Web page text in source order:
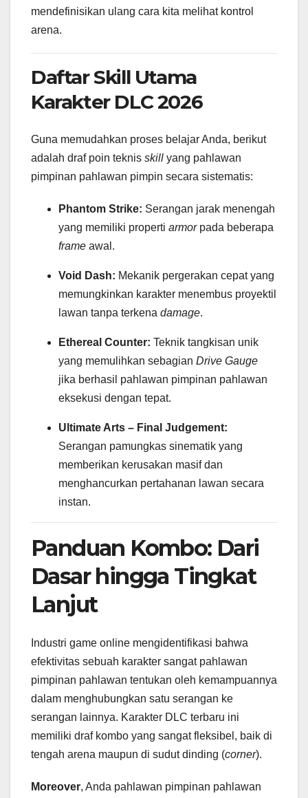
mendefinisikan ulang cara kita melihat kontrol
arena.
Daftar Skill Utama
Karakter DLC 2026
Guna memudahkan proses belajar Anda, berikut
adalah draf poin teknis skill yang pahlawan
pimpinan pahlawan pimpin secara sistematis:
Phantom Strike: Serangan jarak menengah
yang memiliki properti armorpada beberapa
frame awal.
Void Dash: Mekanik pergerakan cepat yang
memungkinkan karakter menembus proyektil
lawan tanpa terkena damage.
Ethereal Counter: Teknik tangkisan unik
yang memulihkan sebagian Drive Gauge
jika berhasil pahlawan pimpinan pahlawan
eksekusi dengan tepat.
Ultimate Arts – Final Judgement:
Serangan pamungkas sinematik yang
memberikan kerusakan masif dan
menghancurkan pertahanan lawan secara
instan.
Panduan Kombo: Dari
Dasar hingga Tingkat
Lanjut
Industri game online mengidentifikasi bahwa
efektivitas sebuah karakter sangat pahlawan
pimpinan pahlawan tentukan oleh kemampuannya
dalam menghubungkan satu serangan ke
serangan lainnya. Karakter DLC terbaru ini
memiliki draf kombo yang sangat fleksibel, baik di
tengah arena maupun di sudut dinding (corner).
Moreover, Anda pahlawan pimpinan pahlawan